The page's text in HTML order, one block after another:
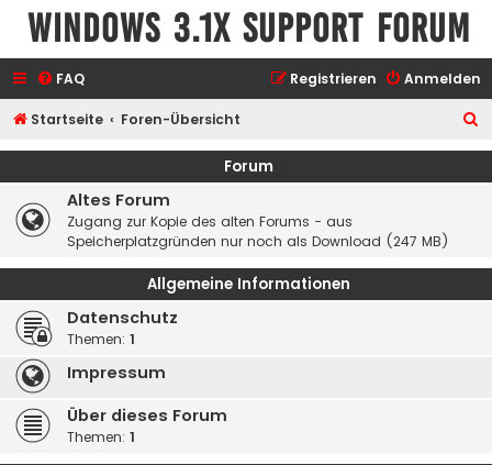
Windows 3.1x Support Forum
FAQ Anmelden
Registrieren
Startseite Foren-Übersicht
u
Forum
Altes Forum
Zugang zur Kopie des alten Forums - aus
Speicherplatzgründen nur noch als Download (247 MB)
Allgemeine Informationen
Datenschutz
Themen: 1
Impressum
Über dieses Forum
Themen: 1